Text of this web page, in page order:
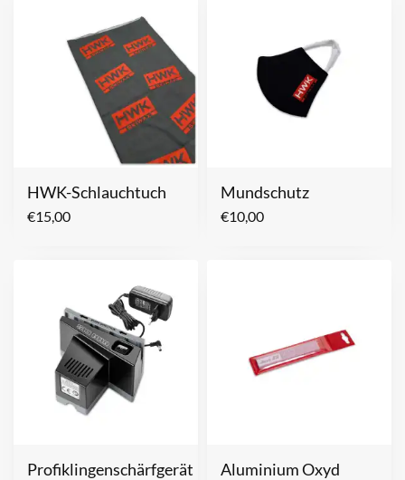
HWK-Schlauchtuch
€15,00
Mundschutz
€10,00
Profiklingenschärfgerät
Aluminium Oxyd